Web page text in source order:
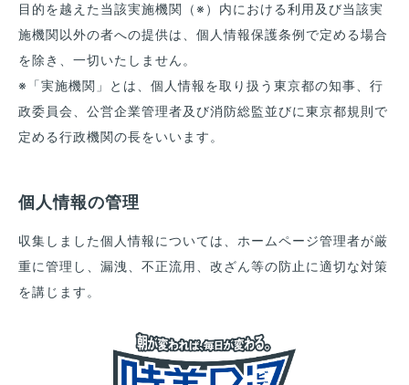
目的を越えた当該実施機関（※）内における利用及び当該実
施機関以外の者への提供は、個人情報保護条例で定める場合
を除き、一切いたしません。
※「実施機関」とは、個人情報を取り扱う東京都の知事、行
政委員会、公営企業管理者及び消防総監並びに東京都規則で
定める行政機関の長をいいます。
個人情報の管理
収集しました個人情報については、ホームページ管理者が厳
重に管理し、漏洩、不正流用、改ざん等の防止に適切な対策
を講じます。